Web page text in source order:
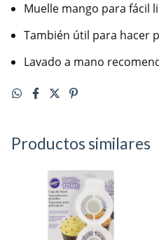
Muelle mango para fácil
También útil para hacer
Lavado a mano
Productos similares